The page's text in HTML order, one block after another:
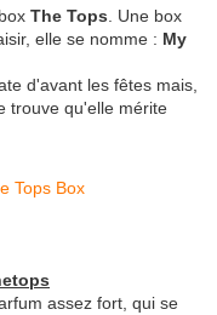
The Tops . Une box
elle se nomme : My
d'avant les fêtes mais,
trouve qu'elle mérite
assez fort, qui se